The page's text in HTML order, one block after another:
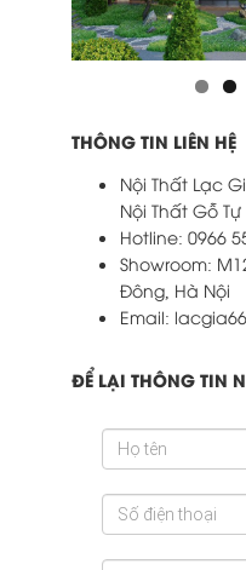
THÔNG TIN LIÊN HỆ
Nội Thất Lạc
Nội Thất Gỗ
Hotline: 0966
Showroom:
Đông, Hà Nội
Email:
ĐỂ LẠI THÔNG TIN